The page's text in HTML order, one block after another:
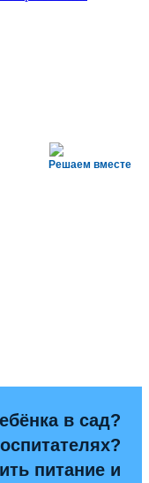
Решаем вместе
в сад?
питание и